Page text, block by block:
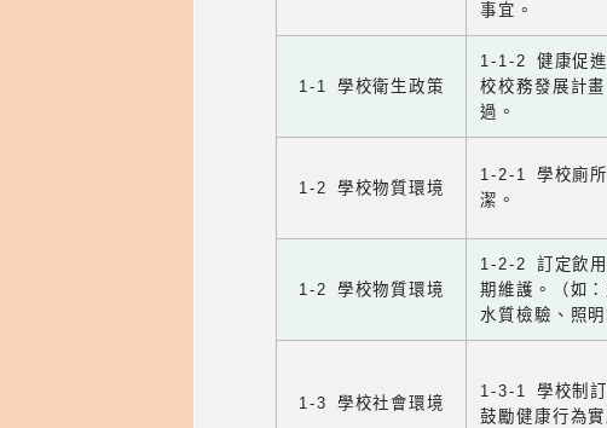
事宜。
1-1 學校衛生政策
1-1-2 健康促
校校務發展計
過。
1-2 學校物質環境
1-2-1 學校廁
潔。
1-2 學校物質環境
1-2-2 訂定飲
期維護。（如
水質檢驗、照
1-3 學校社會環境
1-3-1 學校制訂
鼓勵健康行為實